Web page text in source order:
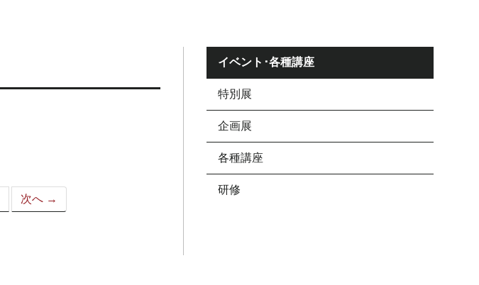
次へ →
イベント･各種講座
特別展
企画展
各種講座
研修